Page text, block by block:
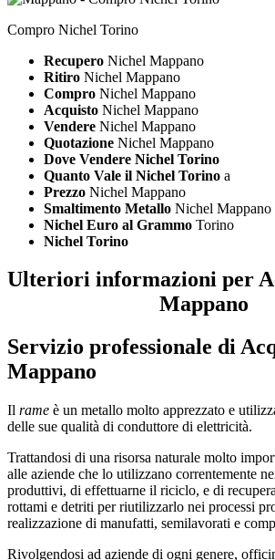
Compro Nichel Torino
Recupero Nichel Mappano
Ritiro Nichel Mappano
Compro Nichel Mappano
Acquisto Nichel Mappano
Vendere Nichel Mappano
Quotazione Nichel Mappano
Dove Vendere Nichel Torino
Quanto Vale il Nichel Torino a
Prezzo Nichel Mappano
Smaltimento Metallo Nichel Mappano
Nichel Euro al Grammo Torino
Nichel Torino
Ulteriori informazioni per
Mappano
Servizio professionale di
Mappano
Il rame è un metallo molto apprezzato e
delle sue qualità di conduttore di elettricità.
Trattandosi di una risorsa naturale molto
alle aziende che lo utilizzano correntemente
produttivi, di effettuarne il riciclo, e di
rottami e detriti per riutilizzarlo nei processi
realizzazione di manufatti, semilavorati e
Rivolgendosi ad aziende di ogni genere,